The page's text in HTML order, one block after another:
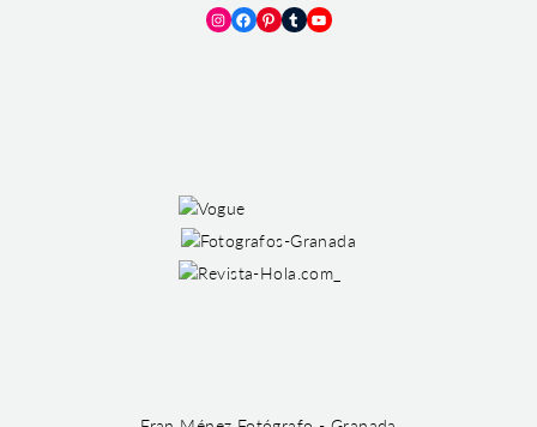
Instagram
Facebook
Pinterest
TumblrYouTube